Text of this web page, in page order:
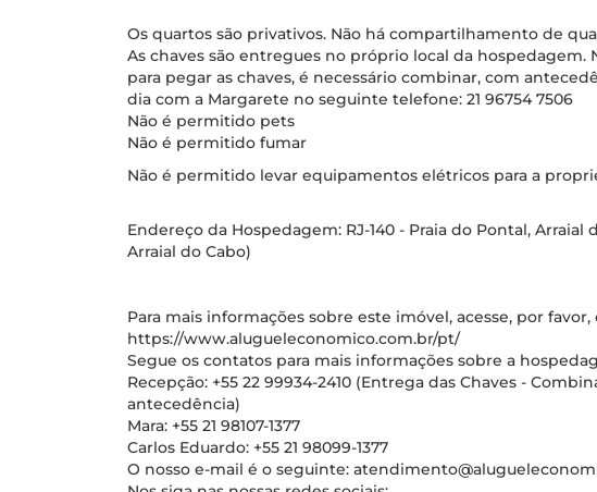
Os quartos são privativos. Não há compartilhamento de
As chaves são entregues no próprio local da hospedagem.
para pegar as chaves, é necessário combinar, com
dia com a Margarete no seguinte telefone: 21 96754 7506
Não é permitido pets
Não é permitido fumar
Não é permitido levar equipamentos elétricos para a
Endereço da Hospedagem: RJ-140 - Praia do Pontal, Arraial
Arraial do Cabo)
Para mais informações sobre este imóvel, acesse, por
https://www.alugueleconomico.com.br/pt/
Segue os contatos para mais informações sobre a
Recepção: +55 22 99934-2410 (Entrega das Chaves -
antecedência)
Mara: +55 21 98107-1377
Carlos Eduardo: +55 21 98099-1377
O nosso e-mail é o seguinte: